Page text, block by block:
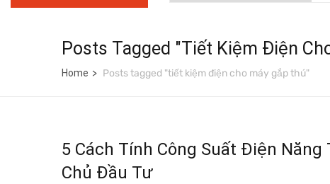
Posts Tagged "tiết Kiệm Điện
Home Posts tagged "tiết kiệm điện cho máy gắp thú"
5 Cách Tính Công Suất Điện Năng
Chủ Đầu Tư